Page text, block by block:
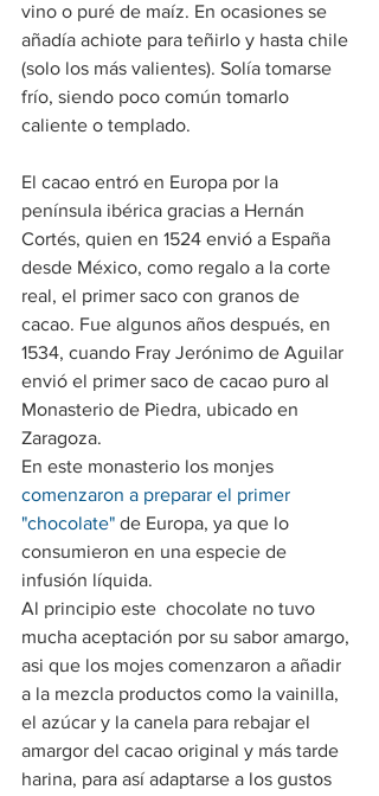
vino o puré de maíz. En ocasiones se
añadía achiote para teñirlo y hasta chile
(solo los más valientes). Solía tomarse
frío, siendo poco común tomarlo
caliente o templado.
El cacao entró en Europa por la
península ibérica gracias a Hernán
Cortés, quien en 1524 envió a España
desde México, como regalo a la corte
real, el primer saco con granos de
cacao. Fue algunos años después, en
1534, cuando Fray Jerónimo de Aguilar
envió el primer saco de cacao puro al
Monasterio de Piedra, ubicado en
Zaragoza.
En este monasterio los monjes
comenzaron a preparar el primer
"chocolate" de Europa, ya que lo
consumieron en una especie de
infusión líquida.
Al principio este  chocolate no tuvo
mucha aceptación por su sabor amargo,
asi que los mojes comenzaron a añadir
a la mezcla productos como la vainilla,
el azúcar y la canela para rebajar el
amargor del cacao original y más tarde
harina, para así adaptarse a los gustos